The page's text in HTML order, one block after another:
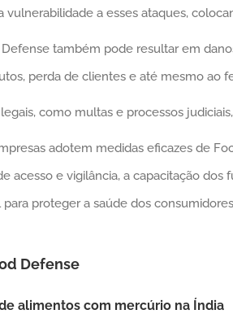
vulnerabilidade a esses ataques,
também pode resultar em
perda de clientes e até mesmo ao
como multas e processos
adotem medidas eficazes de
acesso e vigilância, a capacitação
proteger a saúde dos
Defense
alimentos com mercúrio na Índia